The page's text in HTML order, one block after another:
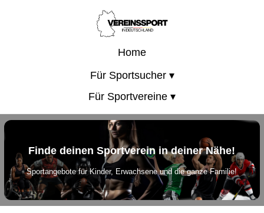
Home
Für Sportsucher ▾
Für Sportvereine ▾
Finde deinen Sportverein in deiner Nähe!
Sportangebote für Kinder, Erwachsene und die ganze Familie!